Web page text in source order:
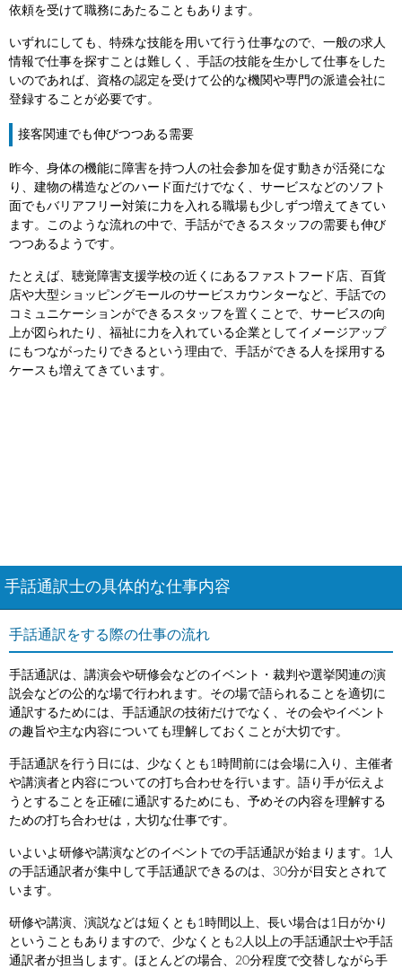
依頼を受けて職務にあたることもあります。
いずれにしても、特殊な技能を用いて行う仕事なので、一般の求人
情報で仕事を探すことは難しく、手話の技能を生かして仕事をした
いのであれば、資格の認定を受けて公的な機関や専門の派遣会社に
登録することが必要です。
接客関連でも伸びつつある需要
昨今、身体の機能に障害を持つ人の社会参加を促す動きが活発にな
り、建物の構造などのハード面だけでなく、サービスなどのソフト
面でもバリアフリー対策に力を入れる職場も少しずつ増えてきてい
ます。このような流れの中で、手話ができるスタッフの需要も伸び
つつあるようです。
たとえば、聴覚障害支援学校の近くにあるファストフード店、百貨
店や大型ショッピングモールのサービスカウンターなど、手話での
コミュニケーションができるスタッフを置くことで、サービスの向
上が図られたり、福祉に力を入れている企業としてイメージアップ
にもつながったりできるという理由で、手話ができる人を採用する
ケースも増えてきています。
手話通訳士の具体的な仕事内容
手話通訳をする際の仕事の流れ
手話通訳は、講演会や研修会などのイベント・裁判や選挙関連の演
説会などの公的な場で行われます。その場で語られることを適切に
通訳するためには、手話通訳の技術だけでなく、その会やイベント
の趣旨や主な内容についても理解しておくことが大切です。
手話通訳を行う日には、少なくとも1時間前には会場に入り、主催者
や講演者と内容についての打ち合わせを行います。語り手が伝えよ
うとすることを正確に通訳するためにも、予めその内容を理解する
ための打ち合わせは，大切な仕事です。
いよいよ研修や講演などのイベントでの手話通訳が始まります。1人
の手話通訳者が集中して手話通訳できるのは、30分が目安とされて
います。
研修や講演、演説などは短くとも1時間以上、長い場合は1日がかり
ということもありますので、少なくとも2人以上の手話通訳士や手話
通訳者が担当します。ほとんどの場合、20分程度で交替しながら手